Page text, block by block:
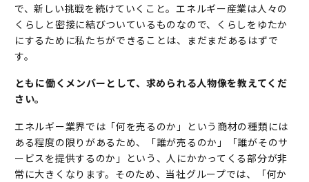
で、新しい挑戦を続けていくこと。エネルギー産業は人々の
くらしと密接に結びついているものなので、くらしをゆたか
にするために私たちができることは、まだまだあるはずで
す。
――ともに働くメンバーとして、求められる人物像を教えてくだ
さい。
エネルギー業界では「何を売るのか」という商材の種類には
ある程度の限りがあるため、「誰が売るのか」「誰がそのサ
ービスを提供するのか」という、人にかかってくる部分が非
常に大きくなります。そのため、当社グループでは、「何か